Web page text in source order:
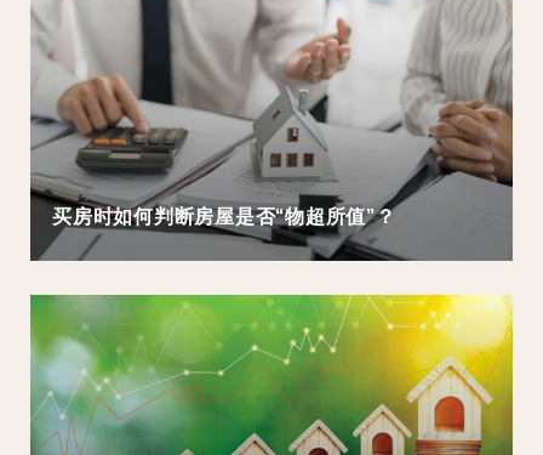
买房时如何判断房屋是否“物超所值”？